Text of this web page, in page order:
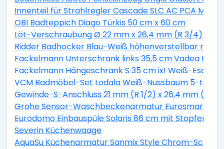
Innenteil für Strahlregler Cascade SLC AC PCA M22
OBI Badteppich Diago Türkis 50 cm x 60 cm
Löt-Verschraubung Ø 22 mm x 26,4 mm (R 3/4)
Ridder Badhocker Blau-Weiß höhenverstellbar
Fackelmann Unterschrank links 35,5 cm Vadea
Fackelmann Hängeschrank S 35 cm ix! Weiß-Esche
VCM Badmöbel-Set Lodala Weiß-Nussbaum 5-teilig
Gewinde-S-Anschluss 21 mm (R 1/2) x 26,4 mm (R
Grohe Sensor-Waschbeckenarmatur Eurosmart CE
Eurodomo Einbauspüle Solaris 86 cm mit
Severin Küchenwaage
AquaSu Küchenarmatur Sanmix Style Chrom-